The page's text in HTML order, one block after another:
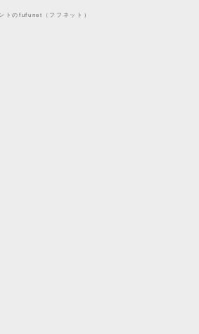
トのfufunet（フフネット）